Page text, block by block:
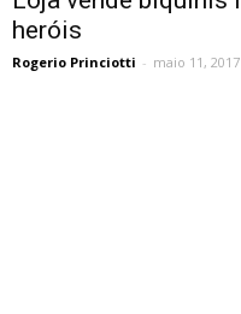
heróis
Rogerio Princiotti - maio 11, 2017